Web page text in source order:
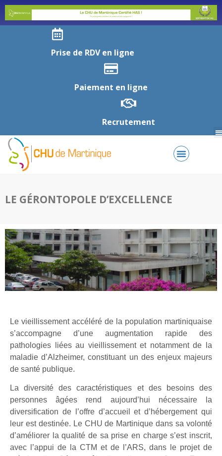
Prise de RDV en ligne
Paiement en ligne
Recrutement
LE GÉRONTOPOLE D’EXCELLENCE
Le vieillissement accéléré de la population martiniquaise
s’accompagne d’une augmentation rapide des
pathologies liées au vieillissement et notamment de la
maladie d’Alzheimer, constituant un des enjeux majeurs
de santé publique.
La diversité des caractéristiques et des besoins des
personnes âgées rend aujourd’hui nécessaire la
diversification de l’offre d’accueil et d’hébergement qui
leur est destinée. Le CHU de Martinique dans sa volonté
d’améliorer la qualité de sa prise en charge s’est inscrit,
avec l’appui de la CTM et de l’ARS, dans le projet de